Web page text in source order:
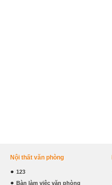
Nội thất văn phòng
123
Bàn làm việc văn phòng